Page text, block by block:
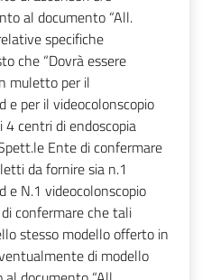
al documento “All.
specifiche
che “Dovrà essere
muletto per il
e per il videocolonscopio
4 centri di endoscopia
Ente di confermare
da fornire sia n.1
e N.1 videocolonscopio
confermare che tali
stesso modello offerto in
di modello